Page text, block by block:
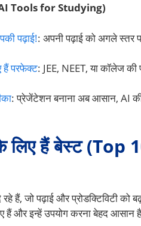
AI Tools for Studying)
पढ़ाई!: अपनी पढ़ाई को अगले स्तर
हैं परफेक्ट: JEE, NEET, या कॉलेज की
: प्रेजेंटेशन बनाना अब आसान, AI
लिए हैं बेस्ट
हैं, जो पढ़ाई और प्रोडक्टिविटी
हैं और इन्हें उपयोग करना बेहद आसान